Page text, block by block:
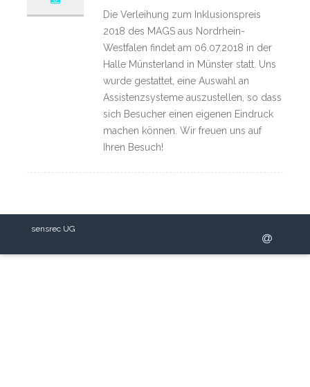
Die Verleihung zum Inklusionspreis
2018 des MAGS aus Nordrhein-
Westfalen findet am 06.07.2018 in der
Halle Münsterland in Münster statt. Uns
wurde gestattet, eine Auswahl an
Assistenzsysteme auszustellen, so dass
sich Besucher einen eigenen Eindruck
machen können. Wir freuen uns auf
Ihren Besuch!
sensrec UG